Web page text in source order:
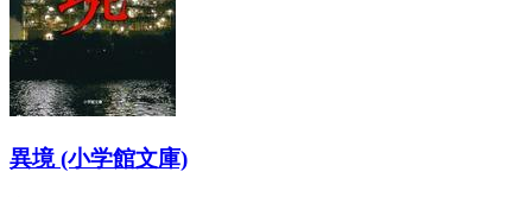
異境 (小学館文庫)